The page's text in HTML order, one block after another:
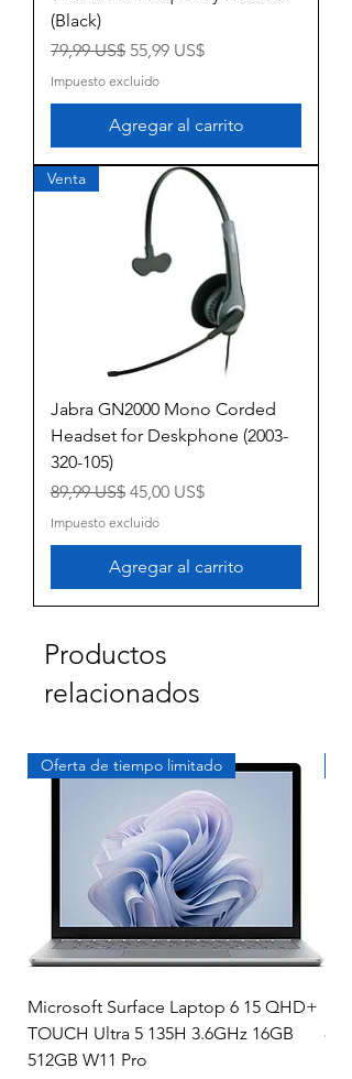
(Black)
Precio
79,99 US$ Precio de oferta
55,99 US$
Impuesto excluido
Agregar al carrito
Venta
Jabra GN2000 Mono Corded
Headset for Deskphone (2003-
320-105)
Precio
89,99 US$ Precio de oferta
45,00 US$
Impuesto excluido
Agregar al carrito
Productos
relacionados
Oferta de tiempo limitado
Microsoft Surface Laptop 6 15 QHD+
TOUCH Ultra 5 135H 3.6GHz 16GB
512GB W11 Pro